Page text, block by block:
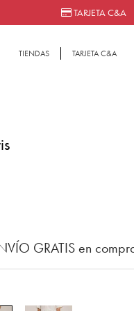
TARJETA C&A
TIENDAS TARJETA C&A
GRATIS en